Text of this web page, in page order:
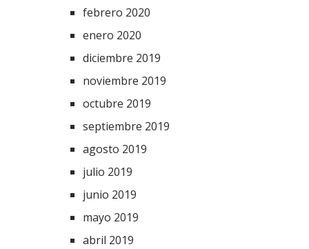
febrero 2020
enero 2020
diciembre 2019
noviembre 2019
octubre 2019
septiembre 2019
agosto 2019
julio 2019
junio 2019
mayo 2019
abril 2019